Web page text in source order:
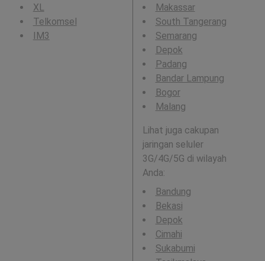
XL
Telkomsel
IM3
Makassar
South Tangerang
Semarang
Depok
Padang
Bandar Lampung
Bogor
Malang
Lihat juga cakupan
jaringan seluler
3G/4G/5G di wilayah
Anda:
Bandung
Bekasi
Depok
Cimahi
Sukabumi